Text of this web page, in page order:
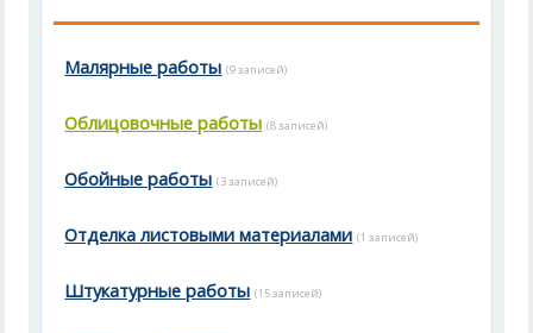
Малярные работы (9 записей)
Облицовочные работы (8 записей)
Обойные работы (3 записей)
Отделка листовыми материалами (1 записей)
Штукатурные работы (15 записей)